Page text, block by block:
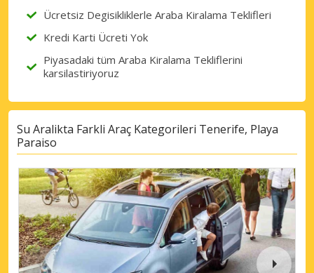
Ücretsiz Degisikliklerle Araba Kiralama Teklifleri
Kredi Karti Ücreti Yok
Piyasadaki tüm Araba Kiralama Tekliflerini
karsilastiriyoruz
Su Aralikta Farkli Araç Kategorileri Tenerife, Playa
Paraiso